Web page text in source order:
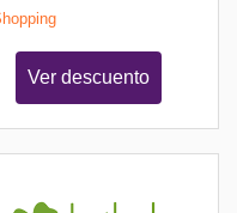
Ver descuento